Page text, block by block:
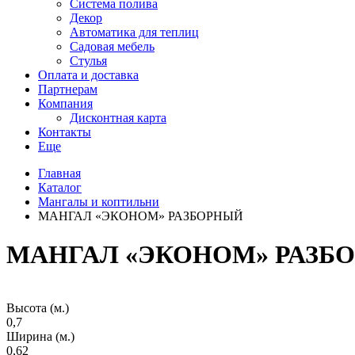
Система полива
Декор
Автоматика для теплиц
Садовая мебель
Стулья
Оплата и доставка
Партнерам
Компания
Дисконтная карта
Контакты
Еще
Главная
Каталог
Мангалы и коптильни
МАНГАЛ «ЭКОНОМ» РАЗБОРНЫЙ
МАНГАЛ «ЭКОНОМ»
Высота (м.)
0,7
Ширина (м.)
0,62